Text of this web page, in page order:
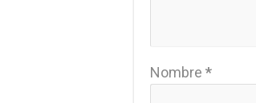
Nombre *